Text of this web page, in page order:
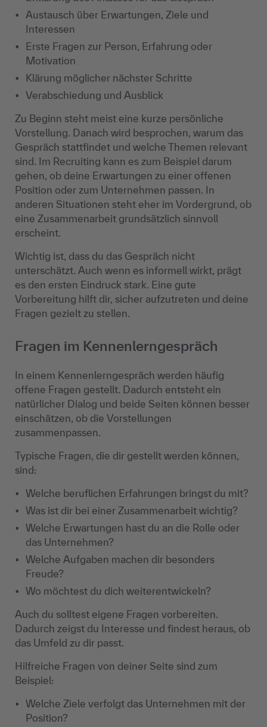
Austausch über Erwartungen, Ziele und
Interessen
Erste Fragen zur Person, Erfahrung oder
Motivation
Klärung möglicher nächster Schritte
Verabschiedung und Ausblick
Zu Beginn steht meist eine kurze persönliche
Vorstellung. Danach wird besprochen, warum das
Gespräch stattfindet und welche Themen relevant
sind. Im Recruiting kann es zum Beispiel darum
gehen, ob deine Erwartungen zu einer offenen
Position oder zum Unternehmen passen. In
anderen Situationen steht eher im Vordergrund, ob
eine Zusammenarbeit grundsätzlich sinnvoll
erscheint.
Wichtig ist, dass du das Gespräch nicht
unterschätzt. Auch wenn es informell wirkt, prägt
es den ersten Eindruck stark. Eine gute
Vorbereitung hilft dir, sicher aufzutreten und deine
Fragen gezielt zu stellen.
Fragen im Kennenlerngespräch
In einem Kennenlerngespräch werden häufig
offene Fragen gestellt. Dadurch entsteht ein
natürlicher Dialog und beide Seiten können besser
einschätzen, ob die Vorstellungen
zusammenpassen.
Typische Fragen, die dir gestellt werden können,
sind:
Welche beruflichen Erfahrungen bringst du mit?
Was ist dir bei einer Zusammenarbeit wichtig?
Welche Erwartungen hast du an die Rolle oder
das Unternehmen?
Welche Aufgaben machen dir besonders
Freude?
Wo möchtest du dich weiterentwickeln?
Auch du solltest eigene Fragen vorbereiten.
Dadurch zeigst du Interesse und findest heraus, ob
das Umfeld zu dir passt.
Hilfreiche Fragen von deiner Seite sind zum
Beispiel:
Welche Ziele verfolgt das Unternehmen mit der
Position?